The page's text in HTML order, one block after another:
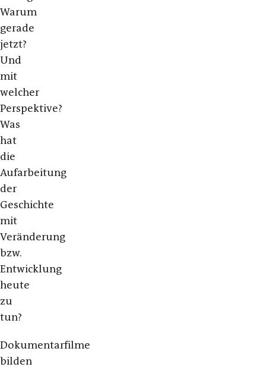
Warum
gerade
jetzt?
Und
mit
welcher
Perspektive?
Was
hat
die
Aufarbeitung
der
Geschichte
mit
Veränderung
bzw.
Entwicklung
heute
zu
tun?
Dokumentarfilme
bilden